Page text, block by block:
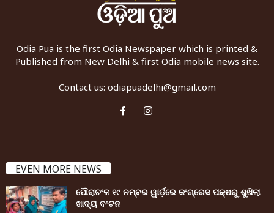
Odia Pua is the first Odia Newspaper which is printed &
Published from New Delhi & first Odia mobile news site.
Contact us: odiapuadelhi@gmail.com
EVEN MORE NEWS
ପୌରାଚଂଳ ୧୯ ନମ୍ବର ୱାର୍ଡ଼ରେ କଂଗ୍ରେସ ପକ୍ଷରୁ ଶୁଖିଲା
ଖାଦ୍ୟ ବଂଟନ